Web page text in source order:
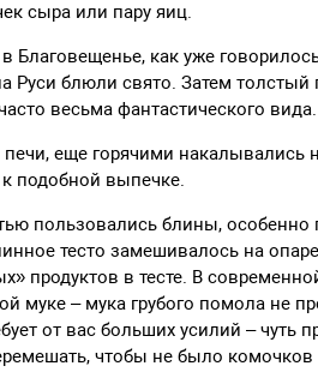
сыра или пару яиц.
Благовещенье, как уже
Руси блюли свято. Затем толстый
весьма фантастического вида.
еще горячими
подобной выпечке.
пользовались блины,
тесто замешивалось на
продуктов в тесте. В
муке – мука грубого помола не
от вас больших усилий – чуть
чтобы не было